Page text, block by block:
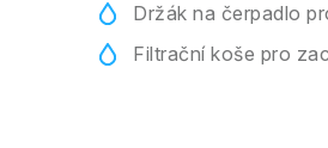
Držák na čerpadlo
Filtrační koše pro